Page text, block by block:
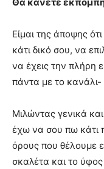
Είµαι της άποψης
κάτι δικό σου, να
να έχεις την πλήρη
πάντα µε το κανάλι-
Μιλώντας γενικά
έχω να σου πω κάτι
όρους που θέλουµε
σκαλέτα και το